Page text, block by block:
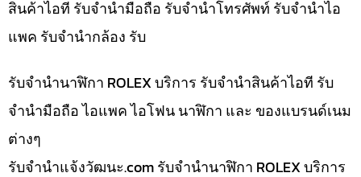
สินค้าไอที รับจำนำมือถือ รับจำนำโทรศัพท์ รับจำนำไอ
แพค รับจำนำกล้อง รับ
รับจำนำนาฬิกา ROLEX บริการ รับจำนำสินค้าไอที รับ
จำนำมือถือ ไอแพค ไอโฟน นาฬิกา และ ของแบรนด์เนม
ต่างๆ
รับจํานําแจ้งวัฒนะ.com รับจำนำนาฬิกา ROLEX บริการ